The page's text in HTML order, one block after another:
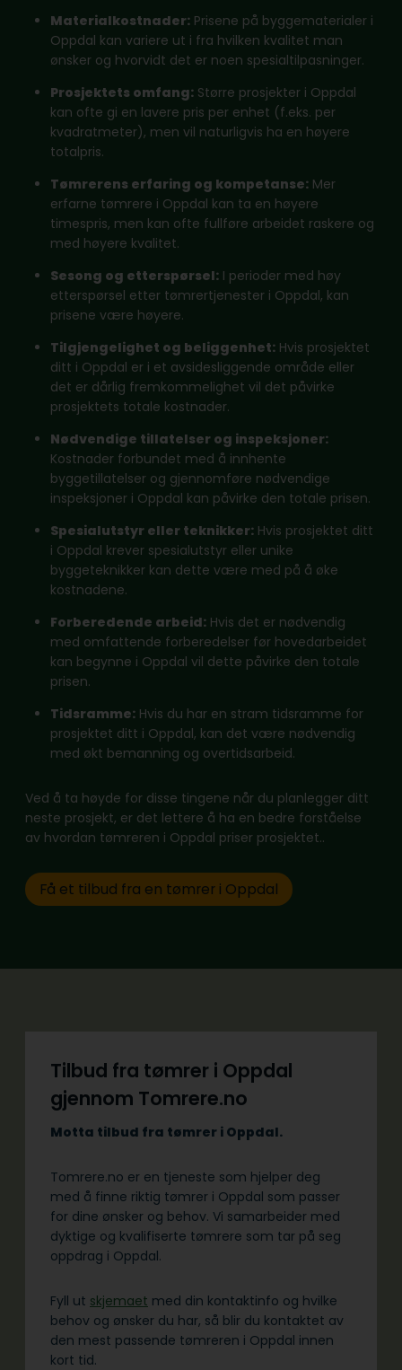
Materialkostnader: Prisene på byggematerialer i
Oppdal kan variere ut i fra hvilken kvalitet man
ønsker og hvorvidt det er noen spesialtilpasninger.
Prosjektets omfang: Større prosjekter i Oppdal
kan ofte gi en lavere pris per enhet (f.eks. per
kvadratmeter), men vil naturligvis ha en høyere
totalpris.
Tømrerens erfaring og kompetanse: Mer
erfarne tømrere i Oppdal kan ta en høyere
timespris, men kan ofte fullføre arbeidet raskere og
med høyere kvalitet.
Sesong og etterspørsel: I perioder med høy
etterspørsel etter tømrertjenester i Oppdal, kan
prisene være høyere.
Tilgjengelighet og beliggenhet: Hvis prosjektet
ditt i Oppdal er i et avsidesliggende område eller
det er dårlig fremkommelighet vil det påvirke
prosjektets totale kostnader.
Nødvendige tillatelser og inspeksjoner:
Kostnader forbundet med å innhente
byggetillatelser og gjennomføre nødvendige
inspeksjoner i Oppdal kan påvirke den totale prisen.
Spesialutstyr eller teknikker: Hvis prosjektet ditt
i Oppdal krever spesialutstyr eller unike
byggeteknikker kan dette være med på å øke
kostnadene.
Forberedende arbeid: Hvis det er nødvendig
med omfattende forberedelser før hovedarbeidet
kan begynne i Oppdal vil dette påvirke den totale
prisen.
Tidsramme: Hvis du har en stram tidsramme for
prosjektet ditt i Oppdal, kan det være nødvendig
med økt bemanning og overtidsarbeid.
Ved å ta høyde for disse tingene når du planlegger ditt
neste prosjekt, er det lettere å ha en bedre forståelse
av hvordan tømreren i Oppdal priser prosjektet..
Få et tilbud fra en tømrer i Oppdal
Tilbud fra tømrer i Oppdal
gjennom Tomrere.no
Motta tilbud fra tømrer i Oppdal.
Tomrere.no er en tjeneste som hjelper deg
med å finne riktig tømrer i Oppdal som passer
for dine ønsker og behov. Vi samarbeider med
dyktige og kvalifiserte tømrere som tar på seg
oppdrag i Oppdal.
Fyll ut skjemaet med din kontaktinfo og hvilke
behov og ønsker du har, så blir du kontaktet av
den mest passende tømreren i Oppdal innen
kort tid.